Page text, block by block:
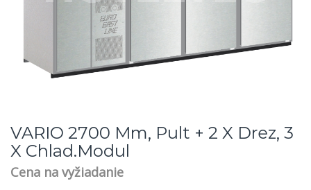
VARIO 2700 Mm, Pult + 2 X Drez, 3
X Chlad.modul
Cena na vyžiadanie